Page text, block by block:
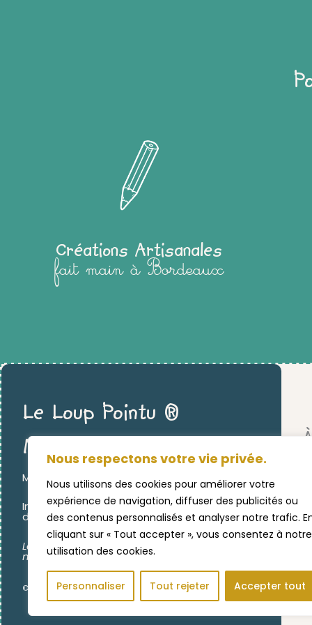
Nous respectons votre vie privée.
Nous utilisons des cookies pour améliorer votre
expérience de navigation, diffuser des publicités ou
des contenus personnalisés et analyser notre trafic.
cliquant sur « Tout accepter », vous consentez à notre
utilisation des cookies.
Personnaliser Tout rejeter Accepter tout
Créations Artisanales
fait main à Bordeaux
Le Loup Pointu ®
Montessori
MATÉRIEL ÉDUCATIF & PÉDAGOGIQUE
Inspiration MONTESSORI pour PROFESSIONNELS
de la PETITE ENFANCE et / ou à LA MAISON.
Langage, miniatures, phonologie,
mathématiques, activités sensorielles …
©2024 LE LOUP POINTU ♡ UNE CRÉATIONEVERANDYOU